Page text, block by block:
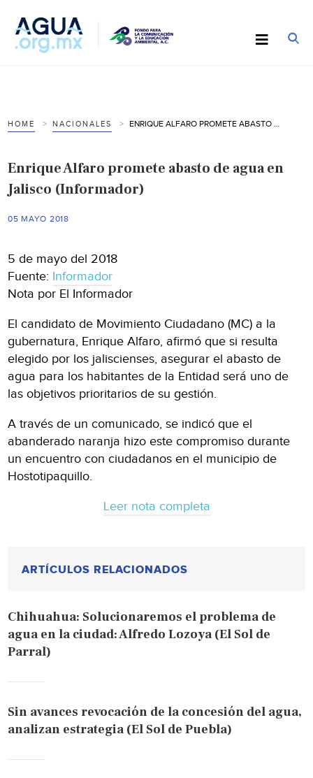
HOME NACIONALES
Enrique Alfaro promete abasto de agua en
Jalisco (Informador)
05 MAYO 2018
5 de mayo del 2018
Fuente: Informador
Nota por El Informador
El candidato de Movimiento Ciudadano (MC) a la
gubernatura, Enrique Alfaro, afirmó que si resulta
elegido por los jaliscienses, asegurar el abasto de
agua para los habitantes de la Entidad será uno de
las objetivos prioritarios de su gestión.
A través de un comunicado, se indicó que el
abanderado naranja hizo este compromiso durante
un encuentro con ciudadanos en el municipio de
Hostotipaquillo.
Leer nota completa
ARTÍCULOS RELACIONADOS
Chihuahua: Solucionaremos el problema de
agua en la ciudad: Alfredo Lozoya (El Sol de
Parral)
Sin avances revocación de la concesión del agua,
analizan estrategia (El Sol de Puebla)